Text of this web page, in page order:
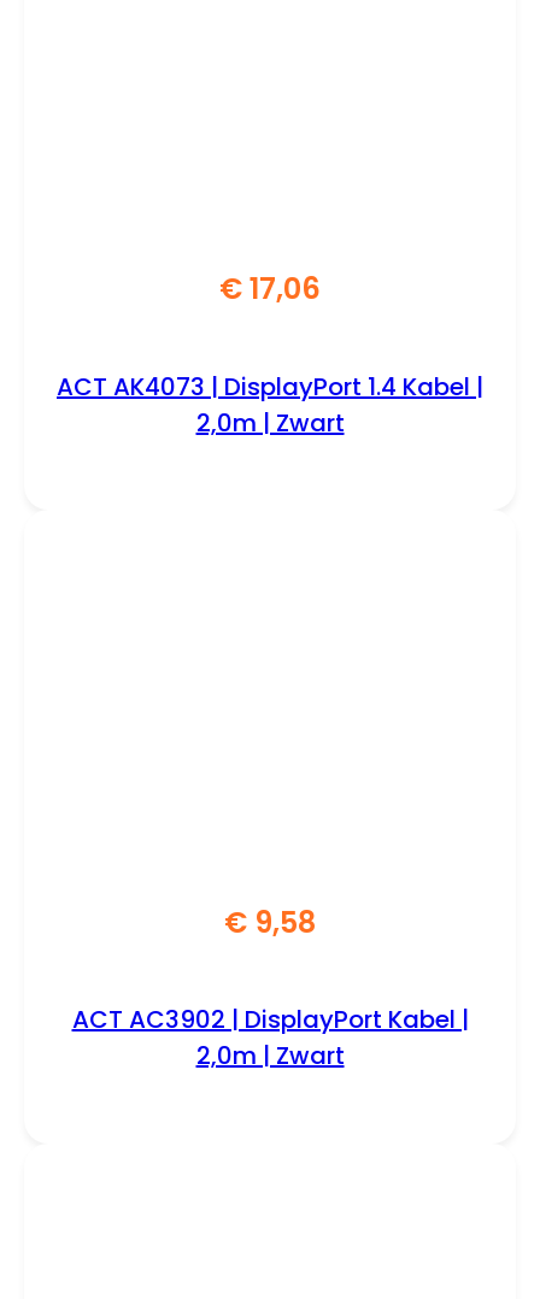
€17,06
ACT AK4073 | DisplayPort 1.4 Kabel |
2,0m | Zwart
€ 9,58
ACT AC3902 | DisplayPort Kabel |
2,0m | Zwart